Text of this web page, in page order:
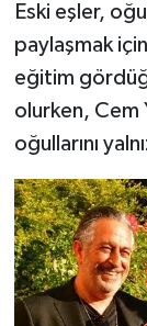
Eski eşler,
paylaşmak
eğitim
olurken, Cem
oğullarını